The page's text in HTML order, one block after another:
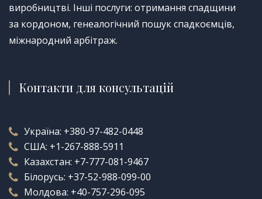
виробництві. Інші послуги: отримання спадщини
за кордоном, генеалогічний пошук спадкоємців,
міжнародний арбітраж.
Контакти для консультацій
Україна: +380-97-482-0448
США: +1-267-888-5911
Казахстан: +7-777-081-9467
Білорусь: +37-52-988-099-00
Молдова: +40-757-296-095